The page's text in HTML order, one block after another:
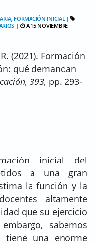
, FORMACIÓN INICIAL|
| A 15 NOVIEMBRE
(2021). Formación
qué demandan
393, pp. 293-
inicial del
a una gran
la función y la
altamente
que su ejercicio
sabemos
tiene una enorme